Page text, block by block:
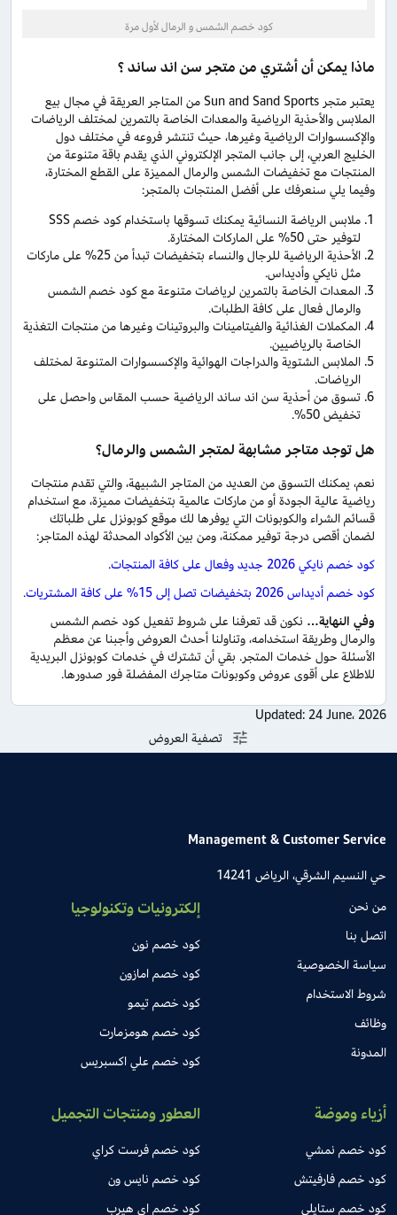
كود خصم الشمس و الرمال لأول مرة
ماذا يمكن أن أشتري من متجر سن اند ساند ؟
يعتبر متجر Sun and Sand Sports من المتاجر العريقة في مجال بيع
الملابس والأحذية الرياضية والمعدات الخاصة بالتمرين لمختلف الرياضات
والإكسسوارات الرياضية وغيرها، حيث تنتشر فروعه في مختلف دول
الخليج العربي، إلى جانب المتجر الإلكتروني الذي يقدم باقة متنوعة من
المنتجات مع تخفيضات الشمس والرمال المميزة على القطع المختارة،
وفيما يلي سنعرفك على أفضل المنتجات بالمتجر:
ملابس الرياضة النسائية يمكنك تسوقها باستخدام كود خصم SSS
لتوفير حتى 50% على الماركات المختارة.
الأحذية الرياضية للرجال والنساء بتخفيضات تبدأ من 25% على ماركات
مثل نايكي وأديداس.
المعدات الخاصة بالتمرين لرياضات متنوعة مع كود خصم الشمس
والرمال فعال على كافة الطلبات.
المكملات الغذائية والفيتامينات والبروتينات وغيرها من منتجات التغذية
الخاصة بالرياضيين.
الملابس الشتوية والدراجات الهوائية والإكسسوارات المتنوعة لمختلف
الرياضات.
تسوق من أحذية سن اند ساند الرياضية حسب المقاس واحصل على
تخفيض 50%.
هل توجد متاجر مشابهة لمتجر الشمس والرمال؟
نعم، يمكنك التسوق من العديد من المتاجر الشبيهة، والتي تقدم منتجات
رياضية عالية الجودة أو من ماركات عالمية بتخفيضات مميزة، مع استخدام
قسائم الشراء والكوبونات التي يوفرها لك موقع كوبونزل على طلباتك
لضمان أقصى درجة توفير ممكنة، ومن بين الأكواد المحدثة لهذه المتاجر:
كود خصم نايكي 2026 جديد وفعال على كافة المنتجات
.
كود خصم أديداس 2026 بتخفيضات تصل إلى 15% على كافة المشتريات
.
وفي النهاية… نكون قد تعرفنا على شروط تفعيل كود خصم الشمس
والرمال وطريقة استخدامه، وتناولنا أحدث العروض وأجبنا عن معظم
الأسئلة حول خدمات المتجر. بقي أن تشترك في خدمات كوبونزل البريدية
للاطلاع على أقوى عروض وكوبونات متاجرك المفضلة فور صدورها.
Updated: 24 June، 2026
تصفية العروض
Management & Customer Service
حي النسيم الشرقي، الرياض 14241
من نحن
اتصل بنا
سياسة الخصوصية
شروط الاستخدام
وظائف
المدونة
إلكترونيات وتكنولوجيا
كود خصم نون
كود خصم امازون
كود خصم تيمو
كود خصم هومزمارت
كود خصم علي اكسبريس
أزياء وموضة
كود خصم نمشي
كود خصم فارفيتش
كود خصم ستايلي
العطور ومنتجات التجميل
كود خصم فرست كراي
كود خصم نايس ون
كود خصم اي هيرب